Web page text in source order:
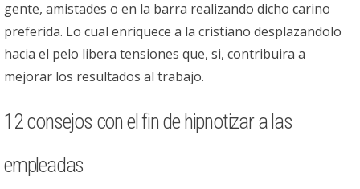
gente, amistades o en la barra realizando dicho carino
preferida. Lo cual enriquece a la cristiano desplazandolo
hacia el pelo libera tensiones que, si, contribuira a
mejorar los resultados al trabajo.
12 consejos con el fin de hipnotizar a las
empleadas